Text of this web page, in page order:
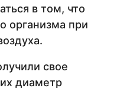
в том, что
организма при
свое
диаметр